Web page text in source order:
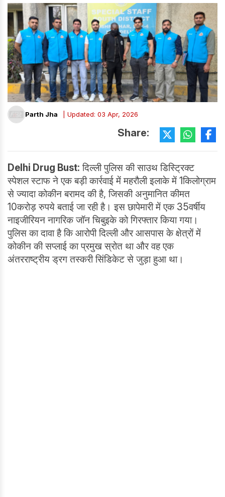
Parth Jha | Updated: 03 Apr, 2026
Share:
Delhi Drug Bust: दिल्ली पुलिस की साउथ डिस्ट्रिक्ट
स्पेशल स्टाफ ने एक बड़ी कार्रवाई में महरौली इलाके में 1किलोग्राम
से ज्यादा कोकीन बरामद की है, जिसकी अनुमानित कीमत
10करोड़ रुपये बताई जा रही है। इस छापेमारी में एक 35वर्षीय
नाइजीरियन नागरिक जॉन चिबुइके को गिरफ्तार किया गया।
पुलिस का दावा है कि आरोपी दिल्ली और आसपास के क्षेत्रों में
कोकीन की सप्लाई का प्रमुख स्रोत था और वह एक
अंतरराष्ट्रीय ड्रग तस्करी सिंडिकेट से जुड़ा हुआ था।